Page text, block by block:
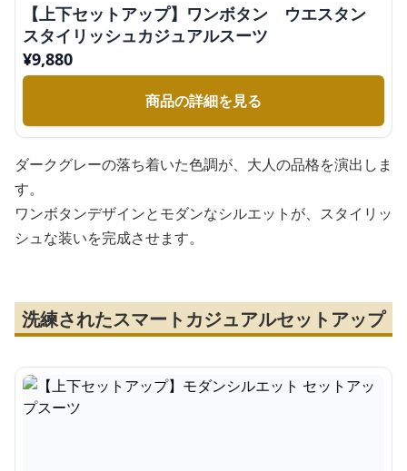
【上下セットアップ】ワンボタン ウエスタン
スタイリッシュカジュアルスーツ
¥9,880
商品の詳細を見る
ダークグレーの落ち着いた色調が、大人の品格を演出しま
す。
ワンボタンデザインとモダンなシルエットが、スタイリッ
シュな装いを完成させます。
洗練されたスマートカジュアルセットアップ